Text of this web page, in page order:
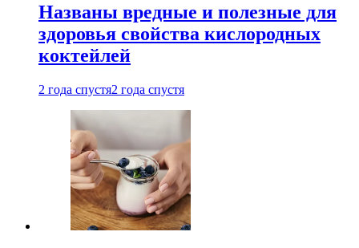
Названы вредные и полезные для
здоровья свойства кислородных
коктейлей
2 года спустя2 года спустя